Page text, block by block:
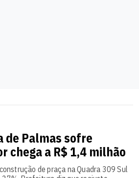
de Palmas sofre
chega a R$ 1,4 milhão
de praça na Quadra 309 Sul